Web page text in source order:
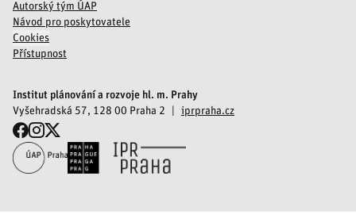
Autorský tým ÚAP
Návod pro poskytovatele
Cookies
Přístupnost
Institut plánování a rozvoje hl. m. Prahy
Vyšehradská 57, 128 00 Praha 2
iprpraha.cz